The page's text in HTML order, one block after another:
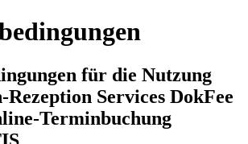
für die Nutzung
Services DokFee
Terminbuchung